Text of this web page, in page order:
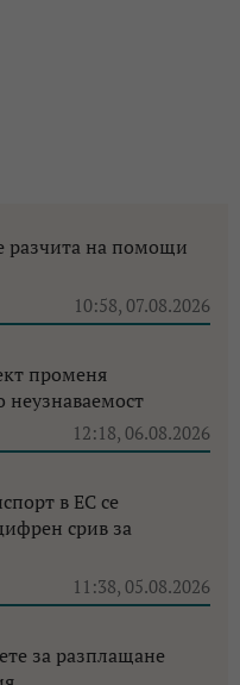
разчита на помощи
10:58, 07.08.2026
променя
12:18, 06.08.2026
в ЕС се
срив за
11:38, 05.08.2026
за разплащане